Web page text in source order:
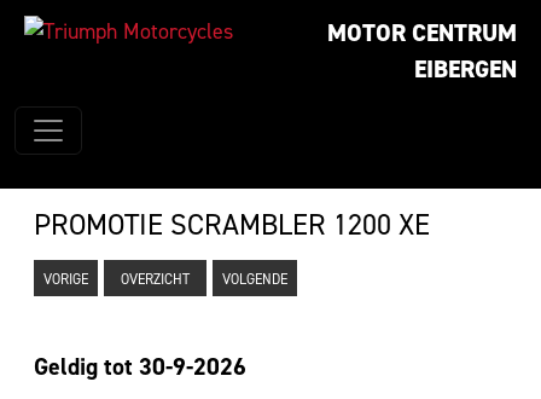
MOTOR CENTRUM
EIBERGEN
PROMOTIE SCRAMBLER 1200 XE
VORIGE OVERZICHT VOLGENDE
Geldig tot 30-9-2026